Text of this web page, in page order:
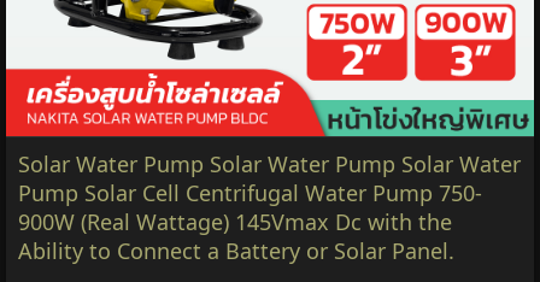
Solar Water Pump Solar Water Pump Solar Water
Pump Solar Cell Centrifugal Water Pump 750-
900W (Real Wattage) 145Vmax Dc with the
Ability to Connect a Battery or Solar Panel.